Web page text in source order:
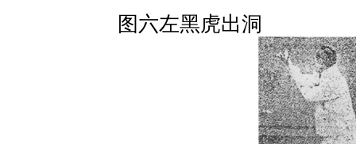
图六左黑虎出洞